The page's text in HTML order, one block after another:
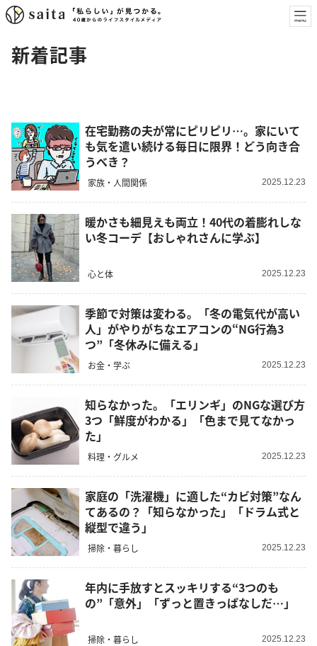
新着記事
在宅勤務の夫が常にピリピリ…。家にいて
も気を遣い続ける毎日に限界！どう向き合
うべき？
家族・人間関係 2025.12.23
暖かさも細見えも両立！40代の着膨れしな
い冬コーデ【おしゃれさんに学ぶ】
心と体 2025.12.23
季節で対策は変わる。「冬の電気代が高い
人」がやりがちなエアコンの“NG行為3
つ”「冬休みに備える」
お金・学ぶ 2025.12.23
知らなかった。「エリンギ」のNGな選び方
3つ「鮮度がわかる」「色まで見てなかっ
た」
料理・グルメ 2025.12.23
家庭の「洗濯機」に適した“カビ対策”なん
てあるの？「知らなかった」「ドラム式と
縦型で違う」
掃除・暮らし 2025.12.23
年内に手放すとスッキリする“3つのも
の”「意外」「ずっと置きっぱなしだ…」
掃除・暮らし 2025.12.23